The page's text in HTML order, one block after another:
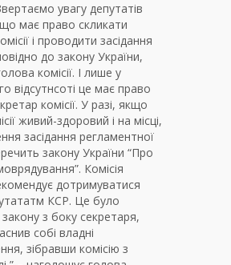
увагу депутатів
має право скликати
і проводити засідання
до закону України,
комісії. І лише у
відсутнсоті це має право
комісії. У разі, якщо
живий-здоровий і на місці,
засідання регламентної
закону України “Про
Комісія
дотримуватися
КСР. Це було
з боку секретаря,
собі владні
зібравши комісію з